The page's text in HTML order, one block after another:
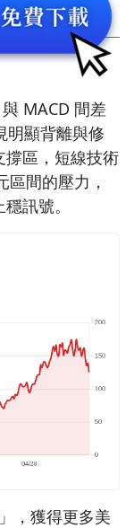
MACD 間差
明顯背離與修
區，短線技術
間的壓力，
訊號。
，獲得更多美